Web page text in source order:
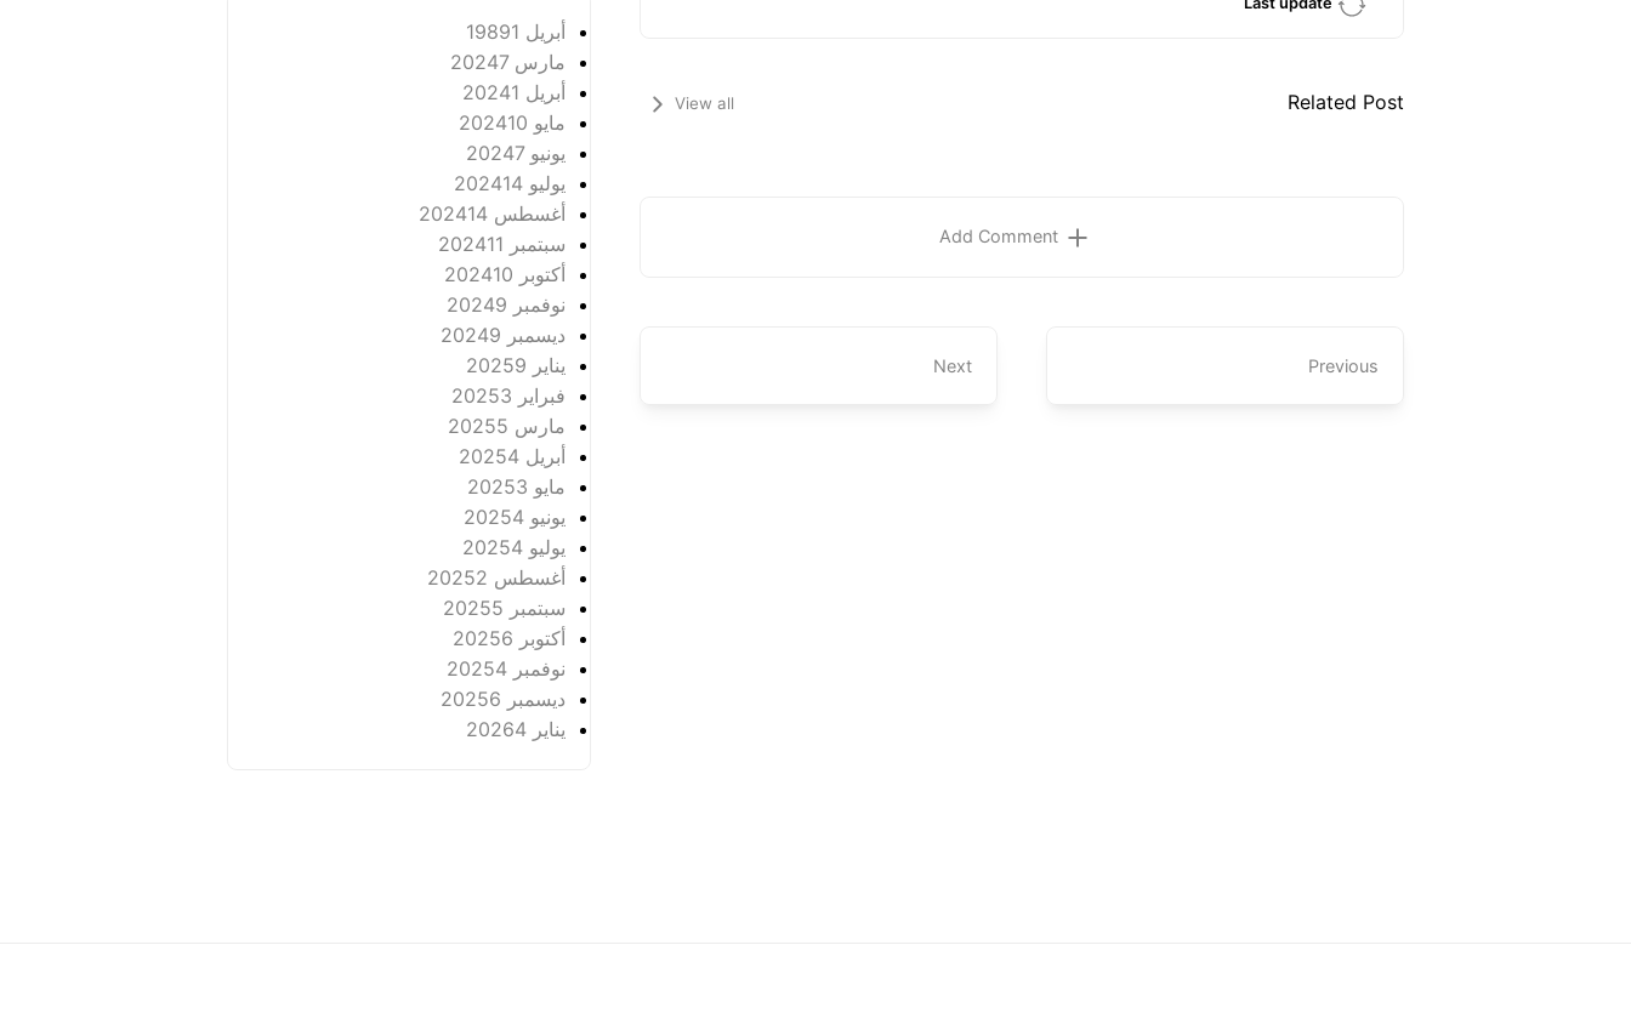
Related Post
View all
Previous
Next
أبريل 1989 1
مارس 20247
أبريل 2024 1
مايو 2024 10
يونيو 20247
يوليو 2024 14
أغسطس 2024 14
سبتمبر 2024 11
أكتوبر 2024 10
نوفمبر 2024 9
ديسمبر 2024 9
يناير 2025 9
فبراير 2025 3
مارس 2025 5
أبريل 2025 4
مايو 2025 3
يونيو 2025 4
يوليو 2025 4
أغسطس 2025 2
سبتمبر 2025 5
أكتوبر 2025 6
نوفمبر 2025 4
ديسمبر 2025 6
يناير 2026 4